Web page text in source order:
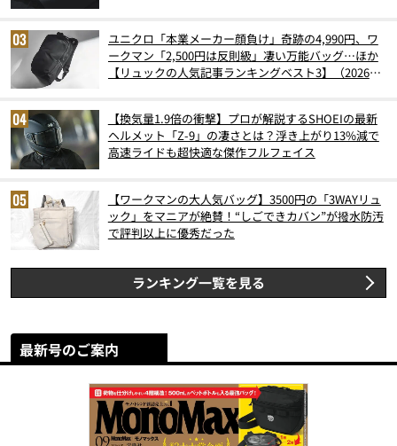
ユニクロ「本業メーカー顔負け」奇跡の4,990円、ワ
ークマン「2,500円は反則級」凄い万能バッグ…ほか
【リュックの人気記事ランキングベスト3】（2026年
【換気量1.9倍の衝撃】プロが解説するSHOEIの最新
ヘルメット「Z-9」の凄さとは？浮き上がり13%減で
高速ライドも超快適な傑作フルフェイス
【ワークマンの大人気バッグ】3500円の「3WAYリュ
ック」をマニアが絶賛！“しごできカバン”が撥水防汚
で評判以上に優秀だった
ランキング一覧を見る
最新号のご案内